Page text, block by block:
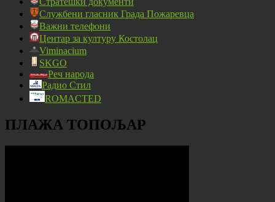
Службени гласник Града Пожаревца
Важни телефони
Центар за културу Костолац
Viminacium
SKGO
Реч народа
Радио Стил
ROMACTED
ПЛАЖА ТОПОЉАР